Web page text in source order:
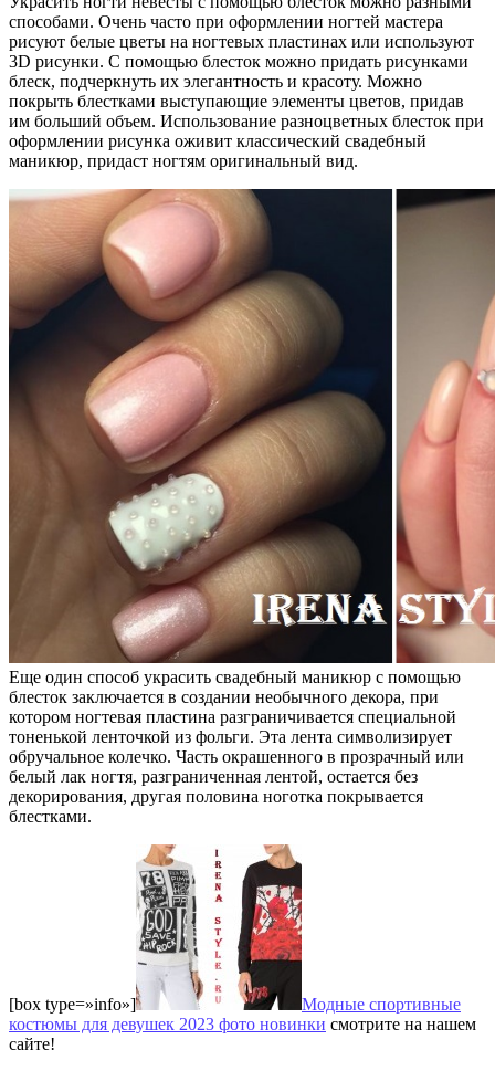
способами. Очень часто при оформлении ногтей мастера
рисуют белые цветы на ногтевых пластинах или используют
3D рисунки. С помощью блесток можно придать рисунками
блеск, подчеркнуть их элегантность и красоту. Можно
покрыть блестками выступающие элементы цветов, придав
им больший объем. Использование разноцветных блесток при
оформлении рисунка оживит классический свадебный
маникюр, придаст ногтям оригинальный вид.
Еще один способ украсить свадебный маникюр с помощью
блесток заключается в создании необычного декора, при
котором ногтевая пластина разграничивается специальной
тоненькой ленточкой из фольги. Эта лента символизирует
обручальное колечко. Часть окрашенного в прозрачный или
белый лак ногтя, разграниченная лентой, остается без
декорирования, другая половина ноготка покрывается
блестками.
[box type=»info»]
Модные спортивные
костюмы для девушек 2023 фото новинки смотрите на нашем
сайте!